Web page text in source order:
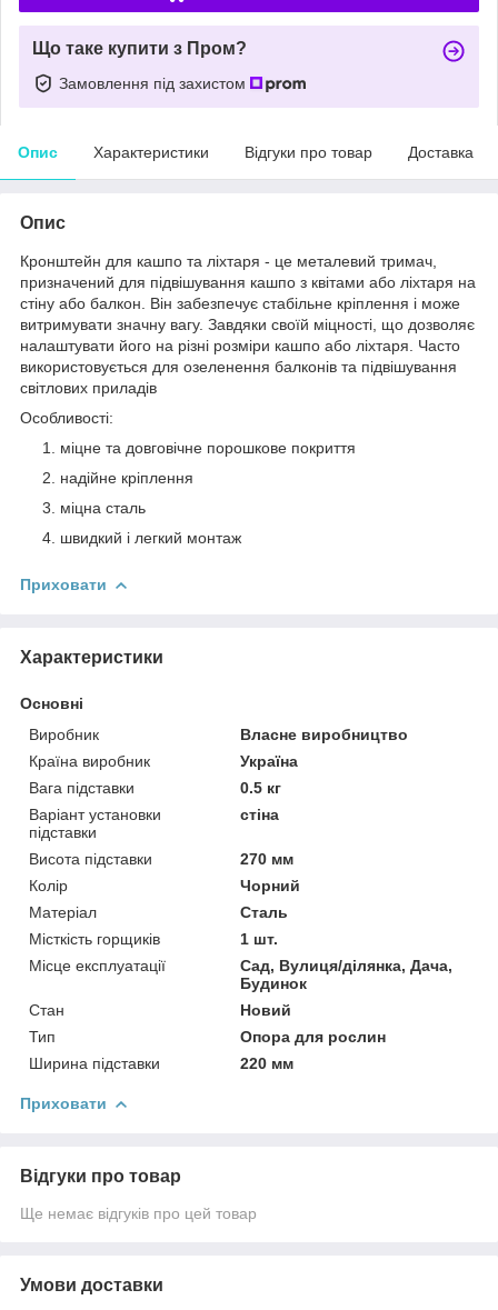
Що таке купити з Пром?
Замовлення під захистом
Опис Характеристики Відгуки про товар Доставка
Опис
Кронштейн для кашпо та ліхтаря - це металевий тримач,
призначений для підвішування кашпо з квітами або ліхтаря на
стіну або балкон. Він забезпечує стабільне кріплення і може
витримувати значну вагу. Завдяки своїй міцності, що дозволяє
налаштувати його на різні розміри кашпо або ліхтаря. Часто
використовується для озеленення балконів та підвішування
світлових приладів
Особливості:
міцне та довговічне порошкове покриття
надійне кріплення
міцна сталь
швидкий і легкий монтаж
Приховати
Характеристики
Основні
Виробник
Власне виробництво
Країна виробник
Україна
Вага підставки
0.5 кг
Варіант установки
підставки
стіна
Висота підставки
270 мм
Колір
Чорний
Матеріал
Сталь
Місткість горщиків
1 шт.
Місце експлуатації
Сад, Вулиця/ділянка, Дача,
Будинок
Стан
Новий
Тип
Опора для рослин
Ширина підставки
220 мм
Приховати
Відгуки про товар
Ще немає відгуків про цей товар
Умови доставки